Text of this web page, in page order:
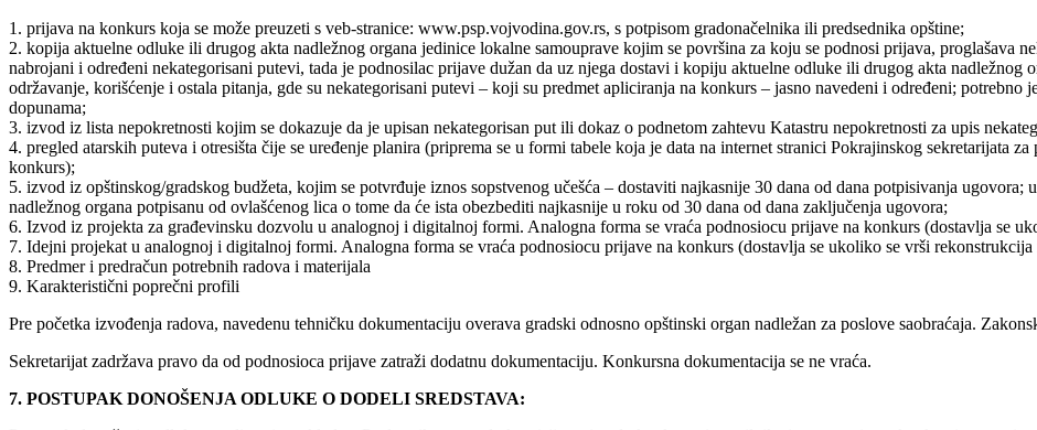
1. prijava na konkurs koja se može preuzeti s veb-stranice: www.psp.vojvodina.gov.rs, s potpisom gradonačelnika ili predsednika opštine;
2. kopija aktuelne odluke ili drugog akta nadležnog organa jedinice lokalne samouprave kojim se površina za koju se podnosi prijava, proglašava
nabrojani i određeni nekategorisani putevi, tada je podnosilac prijave dužan da uz njega dostavi i kopiju aktuelne odluke ili drugog akta nadležnog
održavanje, korišćenje i ostala pitanja, gde su nekategorisani putevi – koji su predmet apliciranja na konkurs – jasno navedeni i određeni; potrebno
dopunama;
3. izvod iz lista nepokretnosti kojim se dokazuje da je upisan nekategorisan put ili dokaz o podnetom zahtevu Katastru nepokretnosti za upis
4. pregled atarskih puteva i otresišta čije se uređenje planira (priprema se u formi tabele koja je data na internet stranici Pokrajinskog sekretarijata
konkurs);
5. izvod iz opštinskog/gradskog budžeta, kojim se potvrđuje iznos sopstvenog učešća – dostaviti najkasnije 30 dana od dana potpisivanja
nadležnog organa potpisanu od ovlašćenog lica o tome da će ista obezbediti najkasnije u roku od 30 dana od dana zaključenja ugovora;
6. Izvod iz projekta za građevinsku dozvolu u analognoj i digitalnoj formi. Analogna forma se vraća podnosiocu prijave na konkurs (dostavlja se
7. Idejni projekat u analognoj i digitalnoj formi. Analogna forma se vraća podnosiocu prijave na konkurs (dostavlja se ukoliko se vrši
8. Predmer i predračun potrebnih radova i materijala
9. Karakteristični poprečni profili
Pre početka izvođenja radova, navedenu tehničku dokumentaciju overava gradski odnosno opštinski organ nadležan za poslove saobraćaja.
Sekretarijat zadržava pravo da od podnosioca prijave zatraži dodatnu dokumentaciju. Konkursna dokumentacija se ne vraća.
7. POSTUPAK DONOŠENJA ODLUKE O DODELI SREDSTAVA: